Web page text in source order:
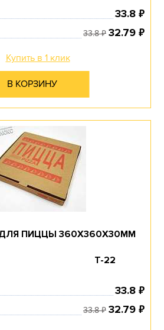
33.8 ₽
33.8₽ 32.79 ₽
Купить в 1 клик
В КОРЗИНУ
ПИЦЦЫ 360Х360Х30ММ
Т-22
33.8 ₽
33.8₽ 32.79 ₽